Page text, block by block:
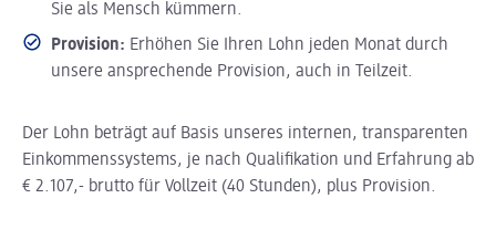
Sie als Mensch kümmern.
Provision: Erhöhen Sie Ihren Lohn jeden Monat durch
unsere ansprechende Provision, auch in Teilzeit.
Der Lohn beträgt auf Basis unseres internen, transparenten
Einkommenssystems, je nach Qualifikation und Erfahrung ab
€ 2.107,- brutto für Vollzeit (40 Stunden), plus Provision.